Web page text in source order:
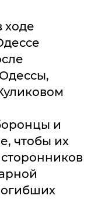
ходе
и
чтобы их
сторонников